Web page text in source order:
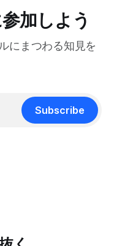
のリズムを健やかに
いると感じまし
めのtmuxの設定方法
表示でき、ちょっとし
です。 僕はlazygitで
加しよう
にまつわる知見を
Subscribe